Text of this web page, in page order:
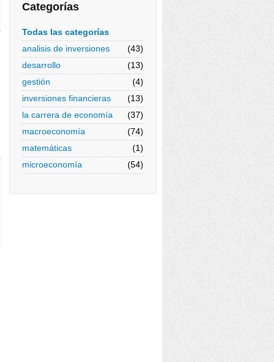
Categorías
Todas las categorías
analisis de inversiones
(43)
desarrollo
(13)
gestión
(4)
inversiones financieras
(13)
la carrera de economía
(37)
macroeconomía
(74)
matemáticas
(1)
microeconomía
(54)